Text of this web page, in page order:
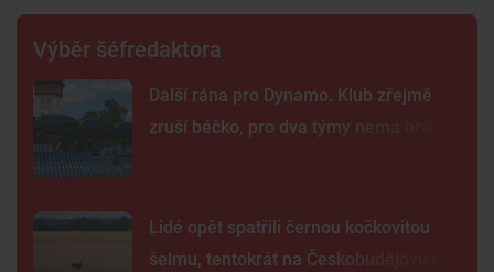
Výběr šéfredaktora
Další rána pro Dynamo. Klub zřejmě
zruší béčko, pro dva týmy nemá hráče
Lidé opět spatřili černou kočkovitou
šelmu, tentokrát na Českobudějovicku